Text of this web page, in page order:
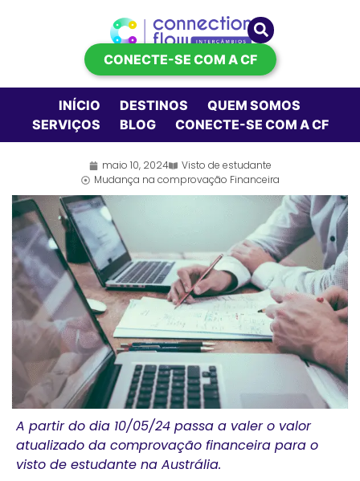
CONECTE-SE COM A CF
INÍCIO DESTINOS
QUEM SOMOS
SERVIÇOS
BLOG CONECTE-SE COM A CF
maio 10, 2024
Visto de estudante
Mudança na comprovação Financeira
A partir do dia 10/05/24 passa a valer o valor
atualizado da comprovação financeira para o
visto de estudante na Austrália.